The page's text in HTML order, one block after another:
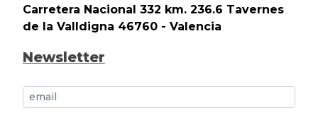
Carretera Nacional 332 km. 236.6 Tavernes
de la Valldigna 46760 - Valencia
Newsletter